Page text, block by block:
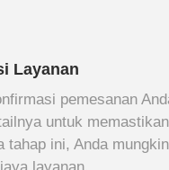
Layanan
pemesanan
untuk
tahap ini, Anda